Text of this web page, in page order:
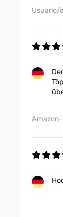
Usuario/